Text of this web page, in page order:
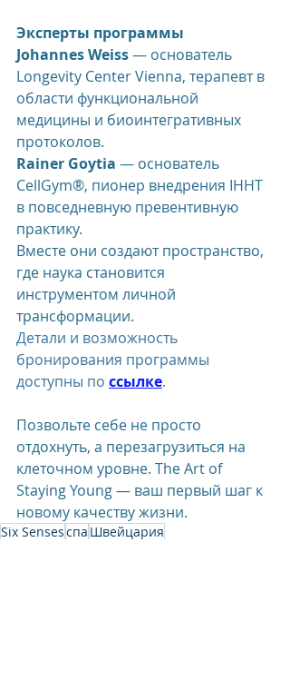
Эксперты программы
Johannes Weiss — основатель
Longevity Center Vienna, терапевт в
области функциональной
медицины и биоинтегративных
протоколов.
Rainer Goytia — основатель
CellGym®, пионер внедрения IHHT
в повседневную превентивную
практику.
Вместе они создают пространство,
где наука становится
инструментом личной
трансформации.
Детали и возможность
бронирования программы
доступны по ссылке.
Позвольте себе не просто
отдохнуть, а перезагрузиться на
клеточном уровне. The Art of
Staying Young — ваш первый шаг к
новому качеству жизни.
Six Sensesспа Швейцария